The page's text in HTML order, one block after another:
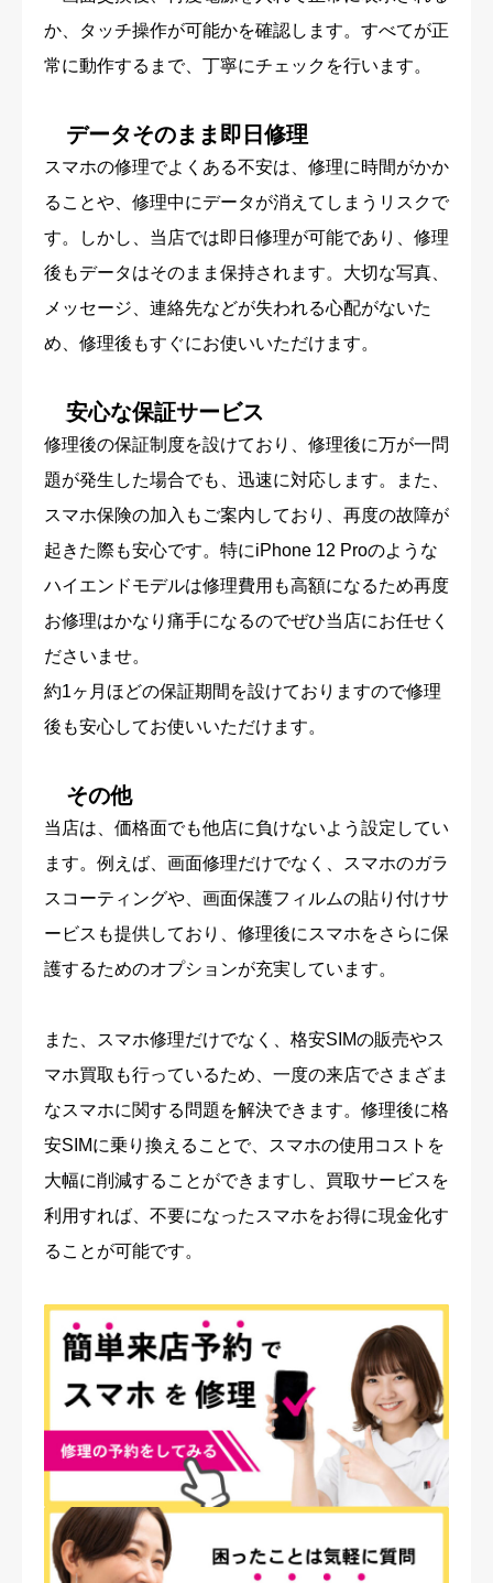
か、タッチ操作が可能かを確認します。すべてが正
常に動作するまで、丁寧にチェックを行います。
データそのまま即日修理
スマホの修理でよくある不安は、修理に時間がかか
ることや、修理中にデータが消えてしまうリスクで
す。しかし、当店では即日修理が可能であり、修理
後もデータはそのまま保持されます。大切な写真、
メッセージ、連絡先などが失われる心配がないた
め、修理後もすぐにお使いいただけます。
安心な保証サービス
修理後の保証制度を設けており、修理後に万が一問
題が発生した場合でも、迅速に対応します。また、
スマホ保険の加入もご案内しており、再度の故障が
起きた際も安心です。特にiPhone 12 Proのような
ハイエンドモデルは修理費用も高額になるため再度
お修理はかなり痛手になるのでぜひ当店にお任せく
ださいませ。
約1ヶ月ほどの保証期間を設けておりますので修理
後も安心してお使いいただけます。
その他
当店は、価格面でも他店に負けないよう設定してい
ます。例えば、画面修理だけでなく、スマホのガラ
スコーティングや、画面保護フィルムの貼り付けサ
ービスも提供しており、修理後にスマホをさらに保
護するためのオプションが充実しています。
また、スマホ修理だけでなく、格安SIMの販売やス
マホ買取も行っているため、一度の来店でさまざま
なスマホに関する問題を解決できます。修理後に格
安SIMに乗り換えることで、スマホの使用コストを
大幅に削減することができますし、買取サービスを
利用すれば、不要になったスマホをお得に現金化す
ることが可能です。